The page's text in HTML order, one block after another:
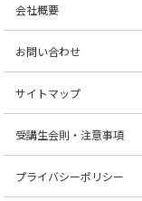
会社概要
お問い合わせ
サイトマップ
受講生会則・注意事項
プライバシーポリシー